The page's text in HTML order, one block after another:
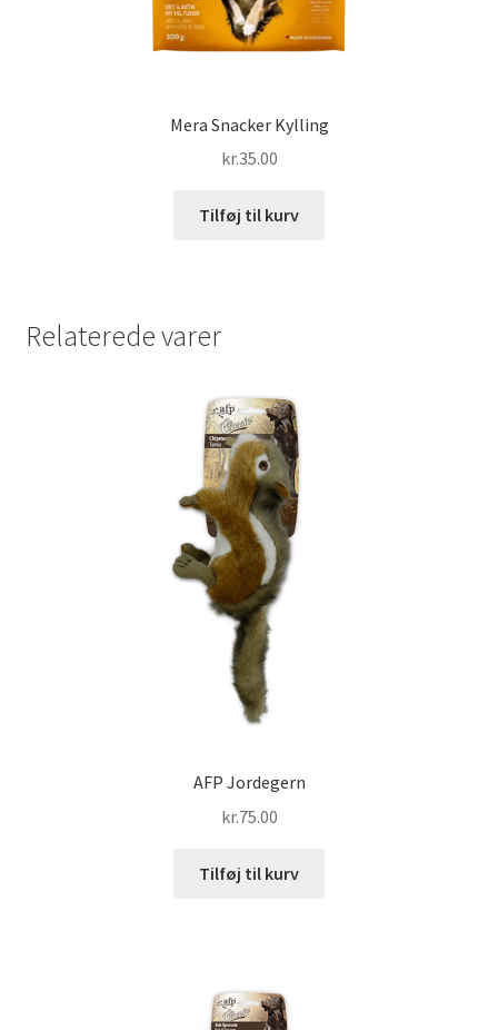
Mera Snacker Kylling
kr.35.00
Tilføj til kurv
Relaterede varer
AFP Jordegern
kr.75.00
Tilføj til kurv